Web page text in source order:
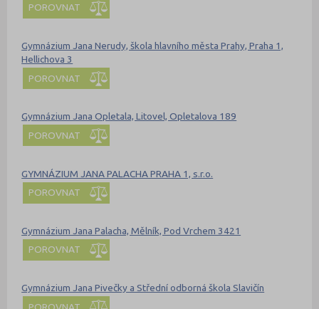
POROVNAT
Gymnázium Jana Nerudy, škola hlavního města Prahy, Praha 1,
Hellichova 3
POROVNAT
Gymnázium Jana Opletala, Litovel, Opletalova 189
POROVNAT
GYMNÁZIUM JANA PALACHA PRAHA 1, s.r.o.
POROVNAT
Gymnázium Jana Palacha, Mělník, Pod Vrchem 3421
POROVNAT
Gymnázium Jana Pivečky a Střední odborná škola Slavičín
POROVNAT